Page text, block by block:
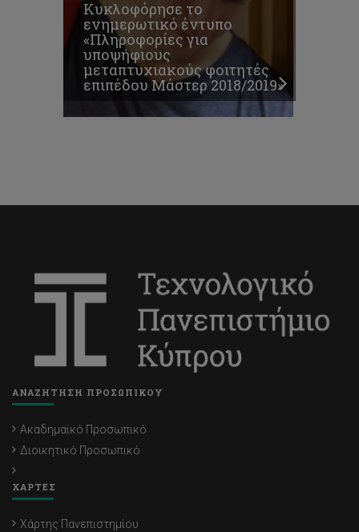
Κυκλοφόρησε το
ενημερωτικό έντυπο
«Πληροφορίες για
υποψήφιους
μεταπτυχιακούς φοιτητές
επιπέδου Μάστερ 2018/2019»
ΑΝΑΖΗΤΗΣΗ ΠΡΟΣΩΠΙΚΟΥ
Ακαδημαϊκό Προσωπικό
Διοικητικό Προσωπικό
ΧΑΡΤΕΣ
Χάρτης Πανεπιστημίου